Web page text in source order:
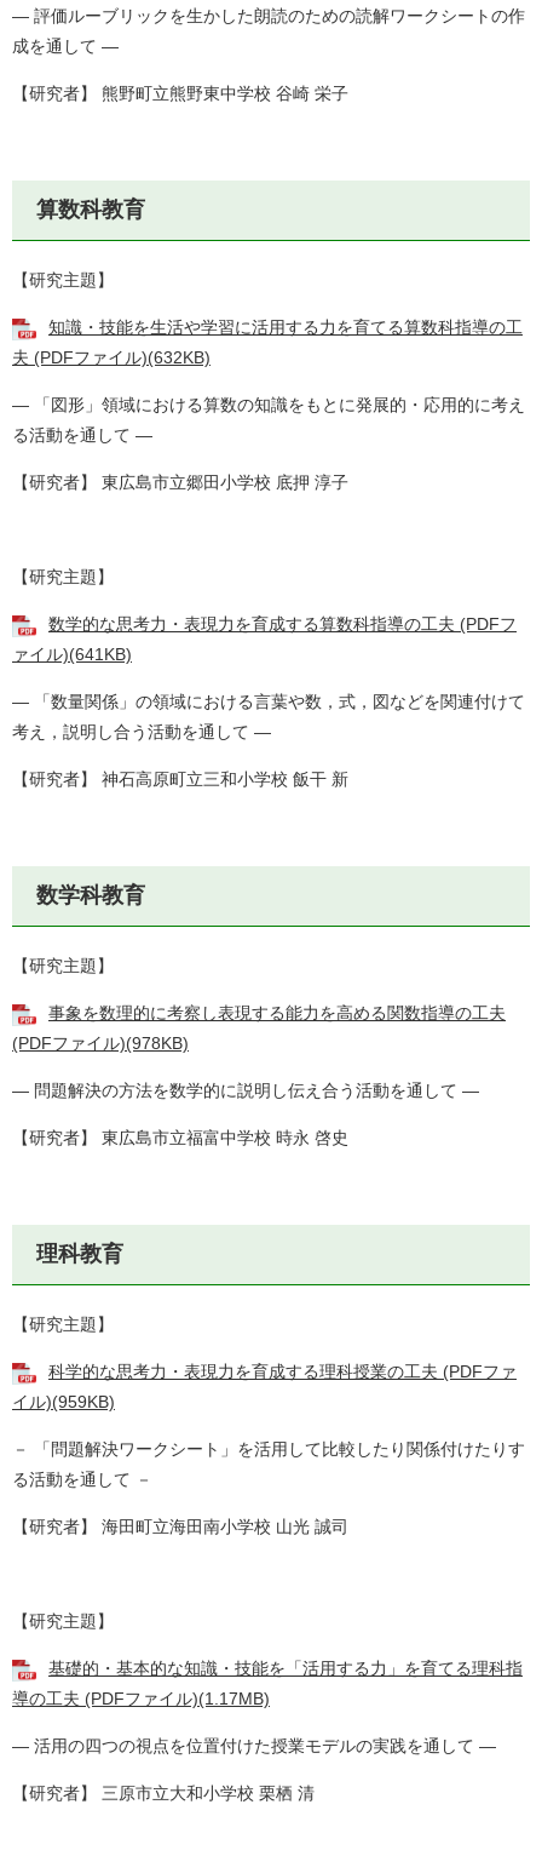
― 評価ルーブリックを生かした朗読のための読解ワークシートの作
成を通して ―
【研究者】 熊野町立熊野東中学校 谷崎 栄子
算数科教育
【研究主題】
知識・技能を生活や学習に活用する力を育てる算数科指導の工
夫 (PDFファイル)(632KB)
― 「図形」領域における算数の知識をもとに発展的・応用的に考え
る活動を通して ―
【研究者】 東広島市立郷田小学校 底押 淳子
【研究主題】
数学的な思考力・表現力を育成する算数科指導の工夫 (PDFフ
ァイル)(641KB)
― 「数量関係」の領域における言葉や数，式，図などを関連付けて
考え，説明し合う活動を通して ―
【研究者】 神石高原町立三和小学校 飯干 新
数学科教育
【研究主題】
事象を数理的に考察し表現する能力を高める関数指導の工夫
(PDFファイル)(978KB)
― 問題解決の方法を数学的に説明し伝え合う活動を通して ―
【研究者】 東広島市立福富中学校 時永 啓史
理科教育
【研究主題】
科学的な思考力・表現力を育成する理科授業の工夫 (PDFファ
イル)(959KB)
－ 「問題解決ワークシート」を活用して比較したり関係付けたりす
る活動を通して －
【研究者】 海田町立海田南小学校 山光 誠司
【研究主題】
基礎的・基本的な知識・技能を「活用する力」を育てる理科指
導の工夫 (PDFファイル)(1.17MB)
― 活用の四つの視点を位置付けた授業モデルの実践を通して ―
【研究者】 三原市立大和小学校 栗栖 清